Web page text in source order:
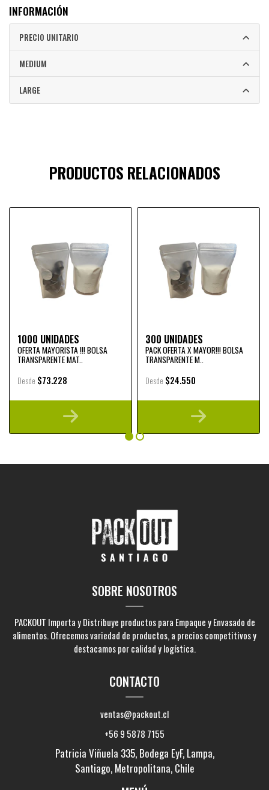
INFORMACIÓN
PRECIO UNITARIO
MEDIUM
LARGE
PRODUCTOS RELACIONADOS
1000 UNIDADES
OFERTA MAYORISTA !!! BOLSA
TRANSPARENTE MAT..
Desde $73.228
300 UNIDADES
PACK OFERTA X MAYOR!!! BOLSA
TRANSPARENTE M..
Desde $24.550
SOBRE NOSOTROS
PACKOUT Importa y Distribuye productos para Empaque y Envasado de
alimentos. Ofrecemos variedad de productos, a precios competitivos y
destacamos por calidad y logística.
CONTACTO
ventas@packout.cl
+56 9 5878 7155
Patricia Viñuela 335, Bodega EyF, Lampa,
Santiago, Metropolitana, Chile